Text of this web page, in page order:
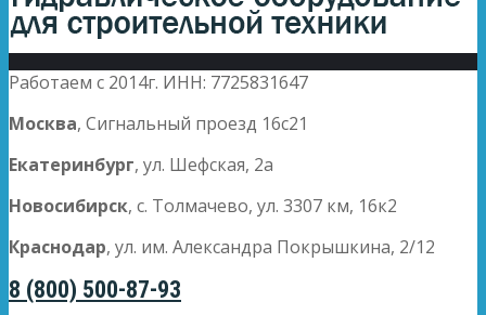
Работаем с 2014г. ИНН: 7725831647
Москва, Сигнальный проезд 16с21
Екатеринбург, ул. Шефская, 2а
Новосибирск, с. Толмачево, ул. 3307 км, 16к2
Краснодар, ул. им. Александра Покрышкина, 2/12
8 (800) 500-87-93